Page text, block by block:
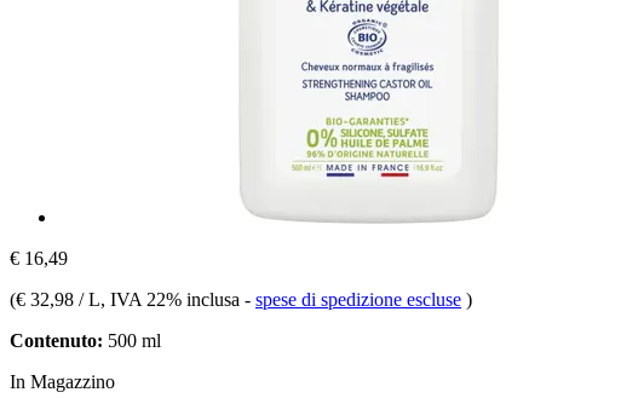
€ 16,49
(€ 32,98 / L, IVA 22% inclusa - spese di spedizione escluse )
Contenuto: 500 ml
In Magazzino